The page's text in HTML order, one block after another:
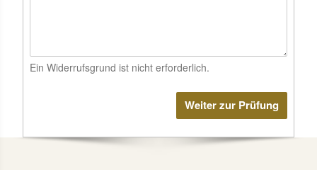
Ein Widerrufsgrund ist nicht erforderlich.
Weiter zur Prüfung